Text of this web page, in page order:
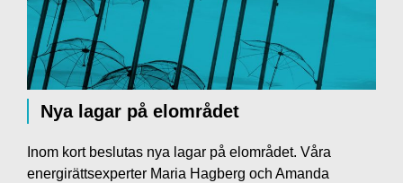
Nya lagar på elområdet
Inom kort beslutas nya lagar på elområdet. Våra
energirättsexperter Maria Hagberg och Amanda